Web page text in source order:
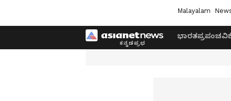
Malayalam
ಭಾರತಪ್ರಪಂಚ